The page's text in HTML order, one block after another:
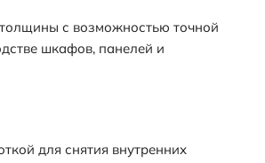
с возможностью точной
шкафов, панелей и
для снятия внутренних